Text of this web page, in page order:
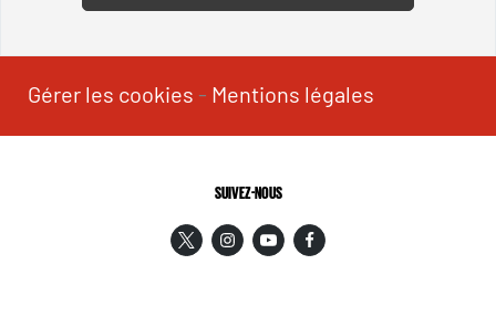
Gérer les cookies - Mentions légales
SUIVEZ-NOUS